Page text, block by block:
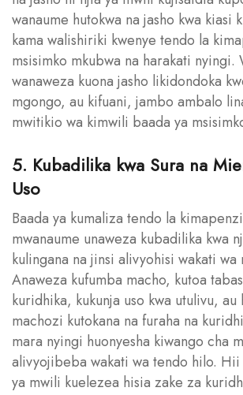
wanaume hutokwa na jasho kwa kiasi
kama walishiriki kwenye tendo la
msisimko mkubwa na harakati nyingi.
wanaweza kuona jasho likidondoka
mgongo, au kifuani, jambo ambalo
mwitikio wa kimwili baada ya
5. Kubadilika kwa Sura na
Uso
Baada ya kumaliza tendo la
mwanaume unaweza kubadilika kwa
kulingana na jinsi alivyohisi wakati wa
Anaweza kufumba macho, kutoa
kuridhika, kukunja uso kwa utulivu, au
machozi kutokana na furaha na
mara nyingi huonyesha kiwango cha
alivyojibeba wakati wa tendo hilo. Hii
ya mwili kuelezea hisia zake za